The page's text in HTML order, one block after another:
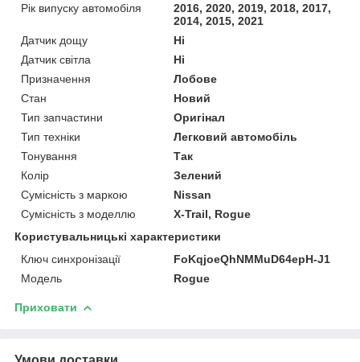
Рік випуску автомобіля
2016, 2020, 2019, 2018, 2017,
2014, 2015, 2021
Датчик дощу
Ні
Датчик світла
Ні
Призначення
Лобове
Стан
Новий
Тип запчастини
Оригінал
Тип техніки
Легковий автомобіль
Тонування
Так
Колір
Зелений
Сумісність з маркою
Nissan
Сумісність з моделлю
X-Trail, Rogue
Користувальницькі характеристики
Ключ синхронізації
FoKqjoeQhNMMuD64epH-J1
Мoдель
Rogue
Приховати